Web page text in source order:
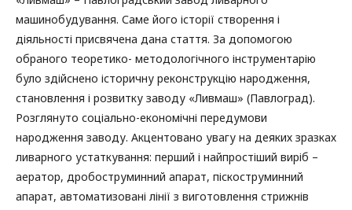
машинобудування. Саме його історії створення і
діяльності присвячена дана стаття. За допомогою
обраного теоретико- методологічного інструментарію
було здійснено історичну реконструкцію народження,
становлення і розвитку заводу «Ливмаш» (Павлоград).
Розглянуто соціально-економічні передумови
народження заводу. Акцентовано увагу на деяких зразках
ливарного устаткування: перший і найпростіший виріб –
аератор, дробоструминний апарат, піскоструминний
апарат, автоматизовані лінії з виготовлення стрижнів